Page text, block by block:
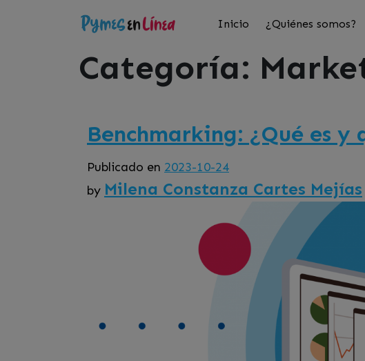
Inicio ¿Quiénes somos?
Categoría:
Benchmarking: ¿Qué es
Publicado en 2023-10-24
by Milena Constanza Cartes Mejías